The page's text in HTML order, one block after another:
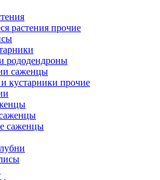
растения прочие
рододендроны
саженцы
и кустарники прочие
саженцы